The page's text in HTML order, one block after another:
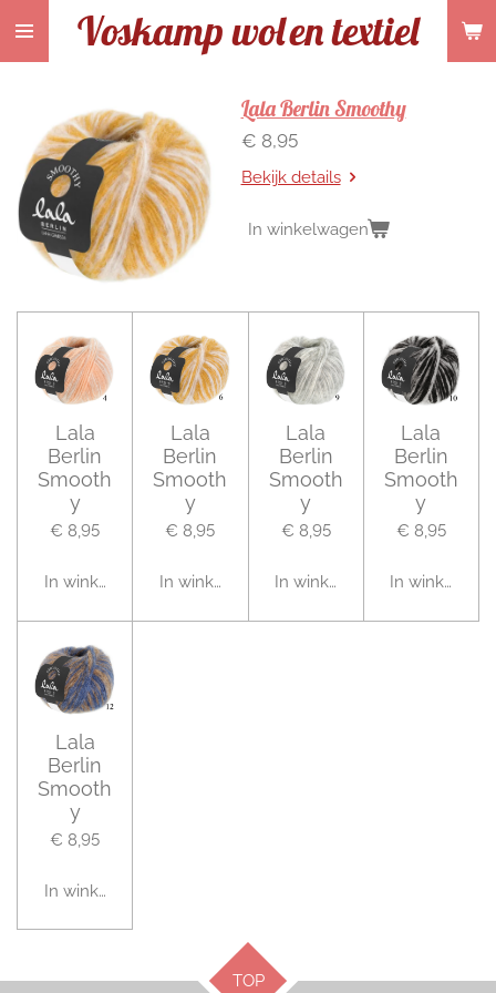
Ga
hoofdinhoud
Voskamp wolen textiel
Lala Berlin Smoothy
€ 8,95
Bekijk details
In winkelwagen
Lala
Berlin
Smooth
y
€ 8,95
In winkelwagen
Lala
Berlin
Smooth
y
€ 8,95
In winkelwagen
Lala
Berlin
Smooth
y
€ 8,95
In winkelwagen
Lala
Berlin
Smooth
y
€ 8,95
In
Lala
Berlin
Smooth
y
€ 8,95
In winkelwagen
TOP